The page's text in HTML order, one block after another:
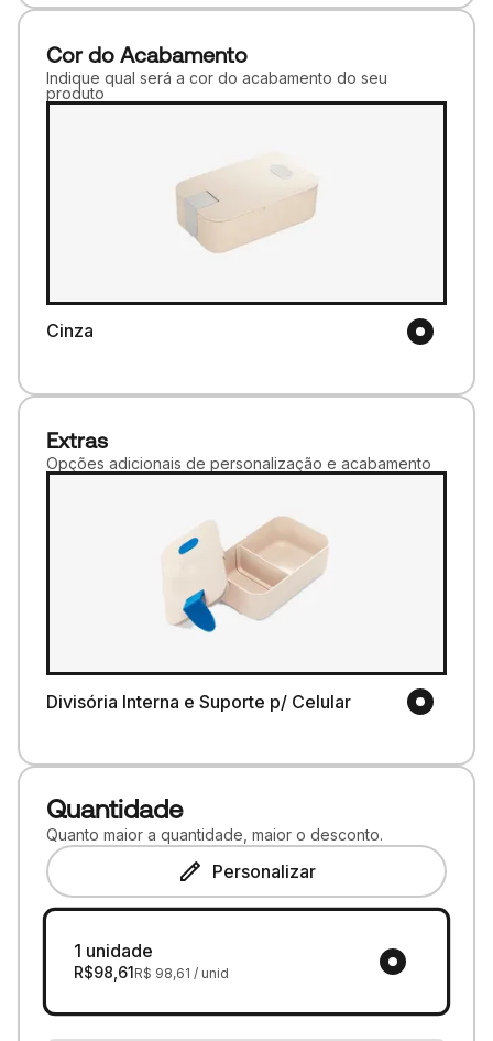
Cor do Acabamento
Indique qual será a cor do acabamento do seu
produto
Cinza
Extras
Opções adicionais de personalização e acabamento
Divisória Interna e Suporte p/ Celular
Quantidade
Quanto maior a quantidade, maior o desconto.
Personalizar
1 unidade
R$98,61R$ 98,61 / unid